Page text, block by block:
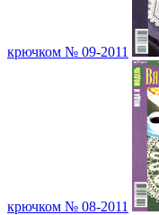
крючком № 09-2011
крючком № 08-2011